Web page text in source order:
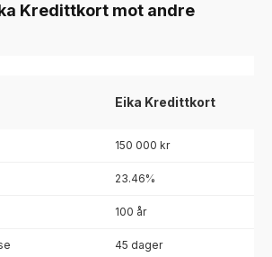
Kredittkort mot andre
Eika Kredittkort
150 000 kr
23.46%
100 år
45 dager